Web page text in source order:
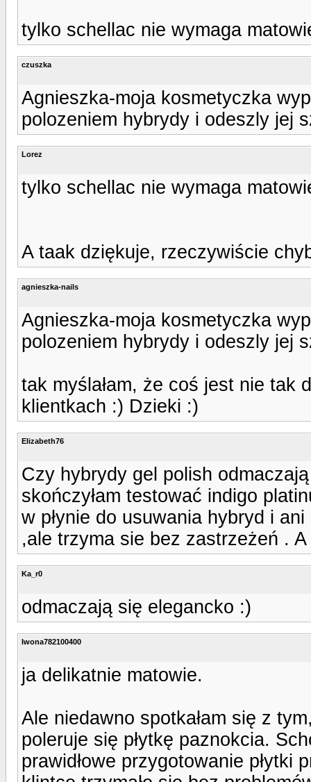
tylko schellac nie wymaga
czuszka
Agnieszka-moja kosmetyczka
polozeniem hybrydy i odeszly jej
Lorez
tylko schellac nie wymaga
A taak dziękuje, rzeczywiście
agnieszka-nails
Agnieszka-moja kosmetyczka
polozeniem hybrydy i odeszly jej
tak myślałam, że coś jest nie tak
klientkach :) Dzieki :)
Elizabeth76
Czy hybrydy gel polish
skończyłam testować indigo
w płynie do usuwania hybryd i
,ale trzyma sie bez zastrzeżeń .
Ka_r0
odmaczają się elegancko :)
Iwona782100400
ja delikatnie matowie.
Ale niedawno spotkałam się z
poleruje się płytkę paznokcia.
prawidłowe przygotowanie płytki